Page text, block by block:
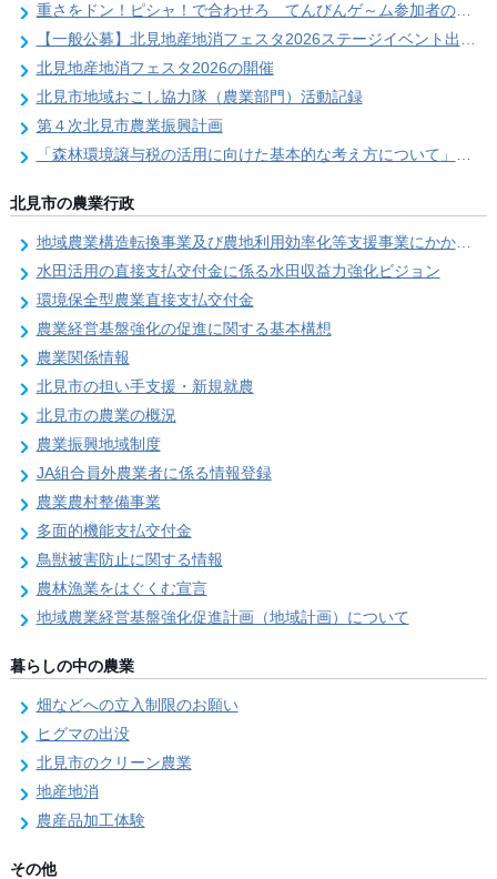
重さをドン！ピシャ！で合わせろ てんびんゲ～ム参加者の募集（北見地産地消フェスタ2026）
【一般公募】北見地産地消フェスタ2026ステージイベント出演者の募集
北見地産地消フェスタ2026の開催
北見市地域おこし協力隊（農業部門）活動記録
第４次北見市農業振興計画
「森林環境譲与税の活用に向けた基本的な考え方について」を策定しました
北見市の農業行政
地域農業構造転換事業及び農地利用効率化等支援事業にかかる要望調査
水田活用の直接支払交付金に係る水田収益力強化ビジョン
環境保全型農業直接支払交付金
農業経営基盤強化の促進に関する基本構想
農業関係情報
北見市の担い手支援・新規就農
北見市の農業の概況
農業振興地域制度
JA組合員外農業者に係る情報登録
農業農村整備事業
多面的機能支払交付金
鳥獣被害防止に関する情報
農林漁業をはぐくむ宣言
地域農業経営基盤強化促進計画（地域計画）について
暮らしの中の農業
畑などへの立入制限のお願い
ヒグマの出没
北見市のクリーン農業
地産地消
農産品加工体験
その他